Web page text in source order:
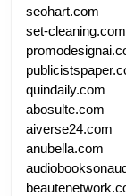
seohart.com
set-cleaning.com
quindaily.com
abosulte.com
aiverse24.com
anubella.com